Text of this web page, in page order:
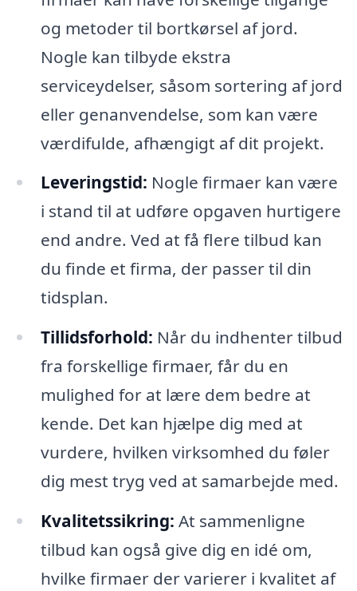
og metoder til bortkørsel af jord.
Nogle kan tilbyde ekstra
serviceydelser, såsom sortering af jord
eller genanvendelse, som kan være
værdifulde, afhængigt af dit projekt.
Leveringstid: Nogle firmaer kan være
i stand til at udføre opgaven hurtigere
end andre. Ved at få flere tilbud kan
du finde et firma, der passer til din
tidsplan.
Tillidsforhold: Når du indhenter tilbud
fra forskellige firmaer, får du en
mulighed for at lære dem bedre at
kende. Det kan hjælpe dig med at
vurdere, hvilken virksomhed du føler
dig mest tryg ved at samarbejde med.
Kvalitetssikring: At sammenligne
tilbud kan også give dig en idé om,
hvilke firmaer der varierer i kvalitet af